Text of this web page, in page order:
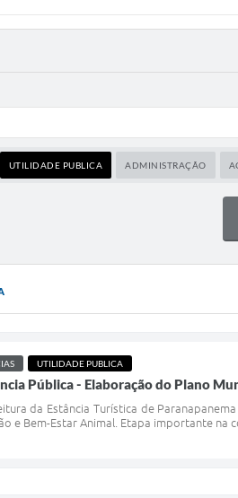
UTILIDADE PUBLICA ADMINISTRAÇÃO
UTILIDADE PUBLICA
Pública - Elaboração do Plano
da Estância Turística de
e Bem-Estar Animal. Etapa importante na